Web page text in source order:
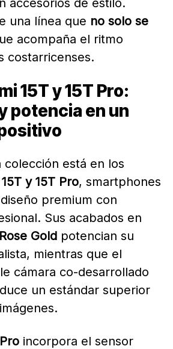
una línea que no solo se
acompaña el ritmo
costarricenses.
15T y 15T Pro:
potencia en un
colección está en los
y 15T Pro, smartphones
premium con
Sus acabados en
Rose Gold potencian su
mientras que el
cámara co-desarrollado
un estándar superior
incorpora el sensor